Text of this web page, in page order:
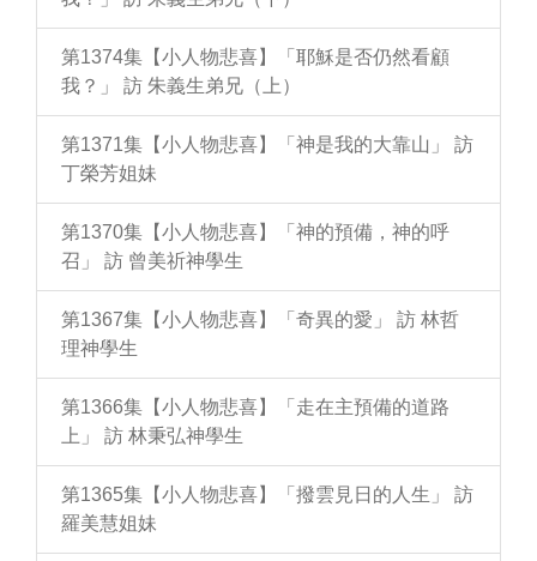
第1374集【小人物悲喜】「耶穌是否仍然看顧
我？」 訪 朱義生弟兄（上）
第1371集【小人物悲喜】「神是我的大靠山」 訪
丁榮芳姐妹
第1370集【小人物悲喜】「神的預備，神的呼
召」 訪 曾美祈神學生
第1367集【小人物悲喜】「奇異的愛」 訪 林哲
理神學生
第1366集【小人物悲喜】「走在主預備的道路
上」 訪 林秉弘神學生
第1365集【小人物悲喜】「撥雲見日的人生」 訪
羅美慧姐妹